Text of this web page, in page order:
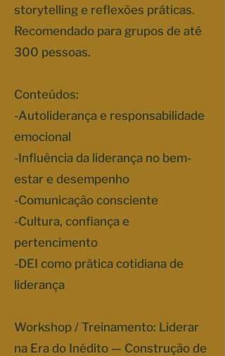
storytelling e reflexões práticas.
Recomendado para grupos de até
300 pessoas.
Conteúdos:
-Autoliderança e responsabilidade
emocional
-Influência da liderança no bem-
estar e desempenho
-Comunicação consciente
-Cultura, confiança e
pertencimento
-DEI como prática cotidiana de
liderança
Workshop / Treinamento: Liderar
na Era do Inédito — Construção de